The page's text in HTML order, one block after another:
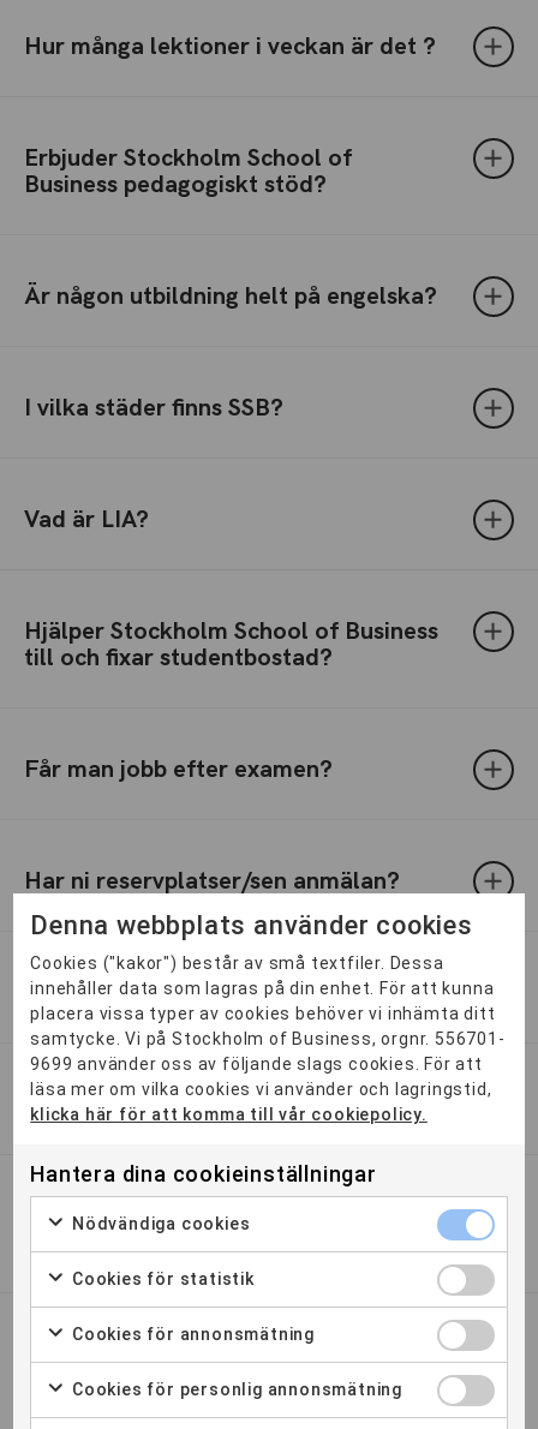
Hur många lektioner i veckan är det ?
Erbjuder Stockholm School of
Business pedagogiskt stöd?
Är någon utbildning helt på engelska?
I vilka städer finns SSB?
Vad är LIA?
Hjälper Stockholm School of Business
till och fixar studentbostad?
Får man jobb efter examen?
Har ni reservplatser/sen anmälan?
Distansutbildningar?
Måste man fixa sin egen praktik?
Fortsätter utbildningen under
Vad är kraven för att kunna gå era
utbildningar?
Denna webbplats använder cookies
Cookies ("kakor") består av små textfiler. Dessa
innehåller data som lagras på din enhet. För att kunna
placera vissa typer av cookies behöver vi inhämta ditt
samtycke. Vi på Stockholm of Business, orgnr. 556701-
9699 använder oss av följande slags cookies. För att
läsa mer om vilka cookies vi använder och lagringstid,
klicka här för att komma till vår cookiepolicy.
Hantera dina cookieinställningar
Nödvändiga cookies
Cookies för statistik
Cookies för annonsmätning
Cookies för personlig annonsmätning